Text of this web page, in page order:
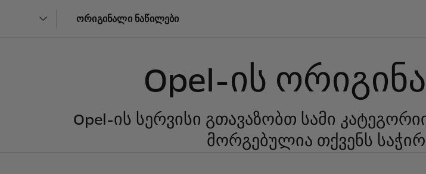
ორიგინალი ნაწილები
Opel-ის
Opel-ის სერვისი გთავაზობთ სამი
მორგებულია თქვენს